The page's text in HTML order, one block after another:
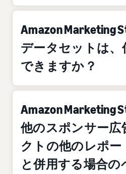
Amazon Marketing
データセットは、
できますか？
Amazon Marketing
他のスポンサー広
クトの他のレポー
と併用する場合の